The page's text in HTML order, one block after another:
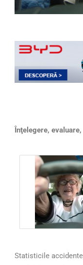
Înţelegere,
Statisticile